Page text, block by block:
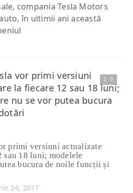
compania Tesla Motors
în ultimii ani această
0
articolul complet
primi versiuni actualizate
sau 18 luni; modelele
bucura de noile funcții și
24, 2017